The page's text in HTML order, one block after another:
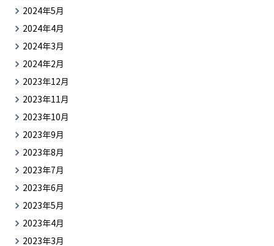
2024年5月
2024年4月
2024年3月
2024年2月
2023年12月
2023年11月
2023年10月
2023年9月
2023年8月
2023年7月
2023年6月
2023年5月
2023年4月
2023年3月